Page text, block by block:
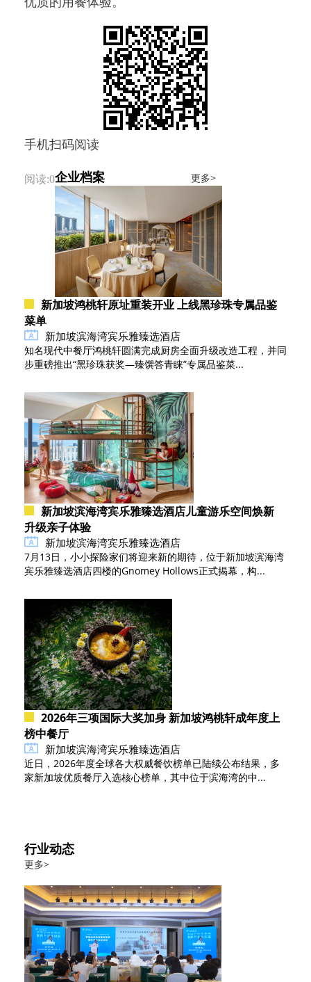
手机扫码阅读
阅读:0企业档案 更多>
新加坡鸿桃轩原址重装开业 上线黑珍珠专属品鉴
菜单
新加坡滨海湾宾乐雅臻选酒店
知名现代中餐厅鸿桃轩圆满完成厨房全面升级改造工程，并同
步重磅推出“黑珍珠获奖—臻馔答青睐”专属品鉴菜...
新加坡滨海湾宾乐雅臻选酒店儿童游乐空间焕新
升级亲子体验
新加坡滨海湾宾乐雅臻选酒店
7月13日，小小探险家们将迎来新的期待，位于新加坡滨海湾
宾乐雅臻选酒店四楼的Gnomey Hollows正式揭幕，构...
2026年三项国际大奖加身 新加坡鸿桃轩成年度上
榜中餐厅
新加坡滨海湾宾乐雅臻选酒店
近日，2026年度全球各大权威餐饮榜单已陆续公布结果，多
家新加坡优质餐厅入选核心榜单，其中位于滨海湾的中...
行业动态
更多>